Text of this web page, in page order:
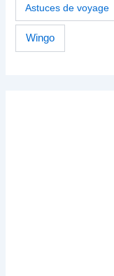
Astuces de voyage
Wingo